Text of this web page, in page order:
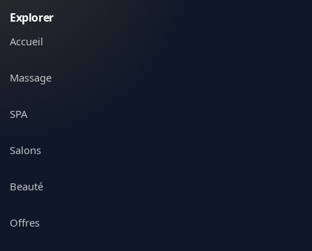
Explorer
Accueil
Massage
SPA
Salons
Beauté
Offres